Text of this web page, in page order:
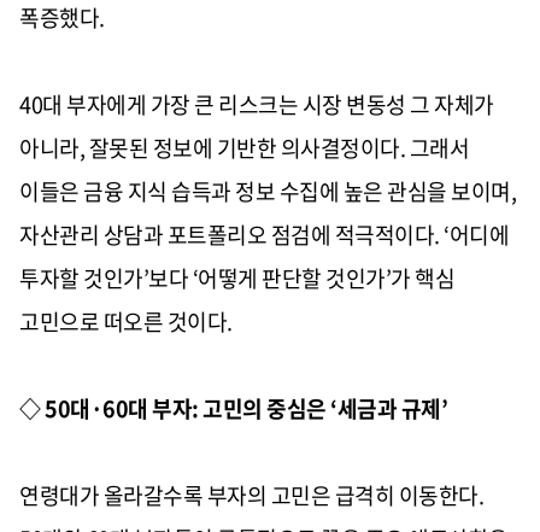
폭증했다.
40대 부자에게 가장 큰 리스크는 시장 변동성 그 자체가
아니라, 잘못된 정보에 기반한 의사결정이다. 그래서
이들은 금융 지식 습득과 정보 수집에 높은 관심을 보이며,
자산관리 상담과 포트폴리오 점검에 적극적이다. ‘어디에
투자할 것인가’보다 ‘어떻게 판단할 것인가’가 핵심
고민으로 떠오른 것이다.
◇ 50대·60대 부자: 고민의 중심은 ‘세금과 규제’
연령대가 올라갈수록 부자의 고민은 급격히 이동한다.